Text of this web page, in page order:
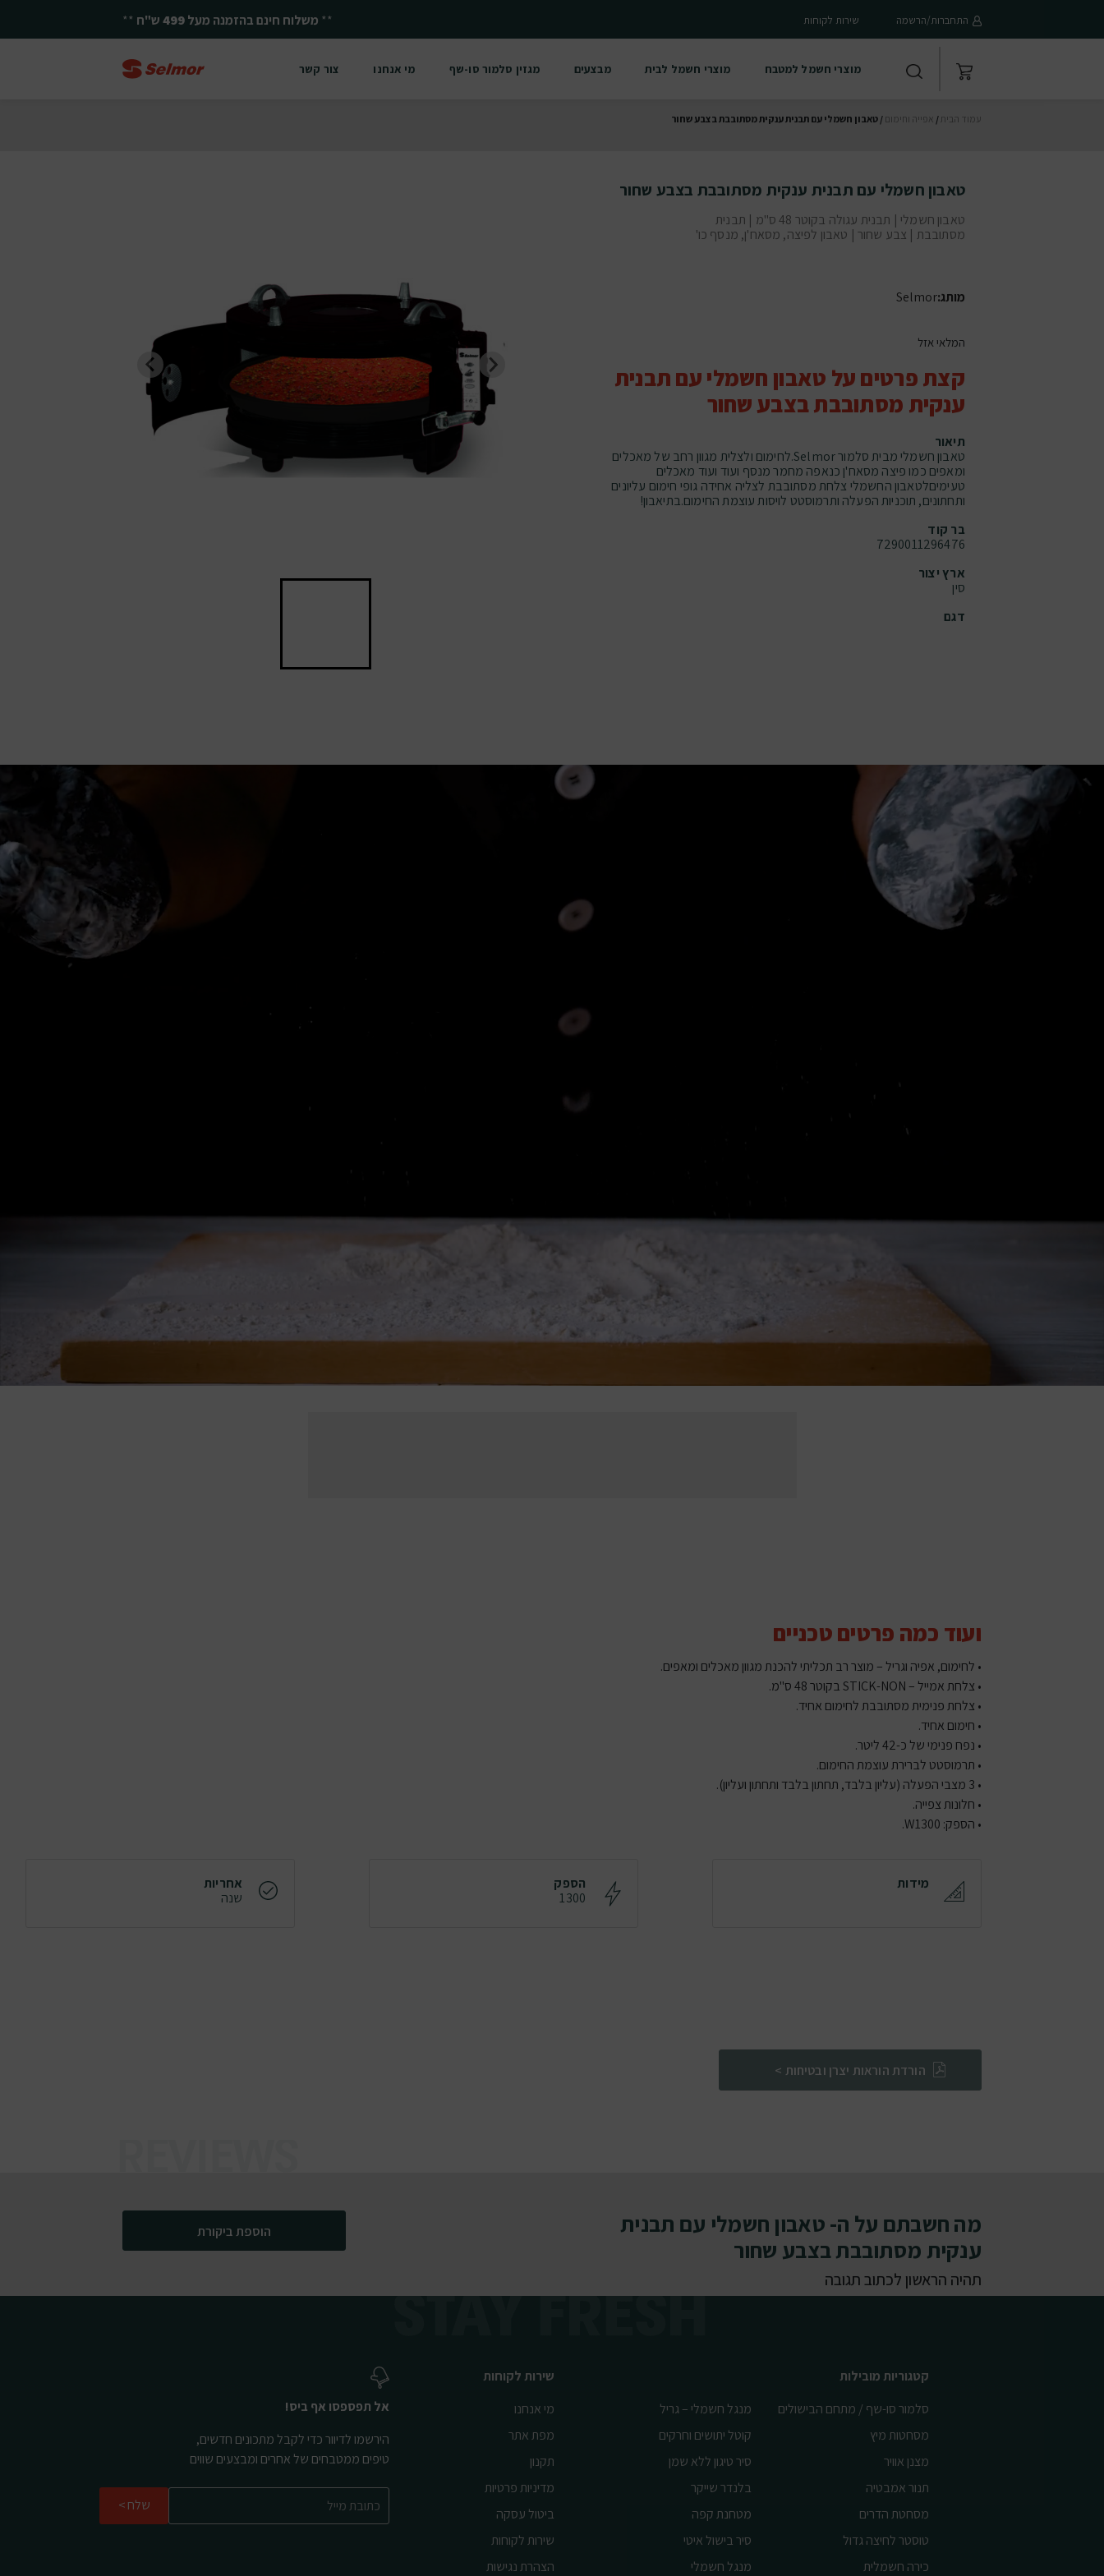
התחברות/הרשמה שירות לקוחות ** משלוח חינם בהזמנה מעל499ש"ח **
מוצרי חשמל למטבח מוצרי חשמל לבית מבצעים מגזין סלמור סו-שף מי אנחנו צור קשר
עמוד הבית / אפייה וחימום / טאבון חשמלי עם תבנית ענקית מסתובבת בצבע שחור
טאבון חשמלי עם תבנית ענקית מסתובבת בצבע שחור
טאבון חשמלי | תבנית עגולה בקוטר 48 ס"מ | תבנית
מסתובבת | צבע שחור | טאבון לפיצה, מסאח'ן, מנסף כו'
מותג:Selmor
המלאי אזל
קצת פרטים על טאבון חשמלי עם תבנית
ענקית מסתובבת בצבע שחור
תיאור
טאבון חשמלי מבית סלמור Selmor.לחימום ולצלית מגוון רחב של מאכלים
ומאפים כמו פיצה מסאח'ן כנאפה מחמר מנסף ועוד ועוד מאכלים
טעימיםלטאבון החשמלי צלחת מסתובבת לצליה אחידה גופי חימום עליונים
ותחתונים, תוכניות הפעלה ותרמוסטט לויסות עוצמת החימום.בתיאבון!
בר קוד
7290011296476
ארץ יצור
סין
דגם
ועוד כמה פרטים טכניים
• לחימום, אפיה וגריל – מוצר רב תכליתי להכנת מגוון מאכלים ומאפים.
• צלחת אמייל – STICK-NON בקוטר 48 ס"מ.
• צלחת פנימית מסתובבת לחימום אחיד.
• חימום אחיד.
• נפח פנימי של כ-42 ליטר.
• תרמוסטט לברירת עוצמת החימום.
• 3 מצבי הפעלה (עליון בלבד, תחתון בלבד ותחתון ועליון).
• חלונות צפייה.
• הספק: W1300.
מידות
הספק
1300
אחריות
שנה
הורדת הוראות יצרן ובטיחות >
מה חשבתם על ה- טאבון חשמלי עם תבנית
ענקית מסתובבת בצבע שחור
תהיה הראשון לכתוב תגובה
הוספת ביקורת
קטגוריות מובילות
סלמור סו-שף / מתחם הבישולים
מנגל חשמלי – גריל
מסחטות מיץ
קוטל יתושים וחרקים
מצנן אוויר
סיר טיגון ללא שמן
תנור אמבטיה
בלנדר שייקר
מסחטת הדרים
מטחנת קפה
טוסטר לחיצה גדול
סיר בישול איטי
כירה חשמלית
מנגל חשמלי
שירות לקוחות
מי אנחנו
מפת אתר
תקנון
מדיניות פרטיות
ביטול עסקה
שירות לקוחות
הצהרת נגישות
אל תפספסו אף ביס!
הירשמו לדיוור כדי לקבל מתכונים חדשים,
טיפים ממטבחים של אחרים ומבצעים שווים
שלח